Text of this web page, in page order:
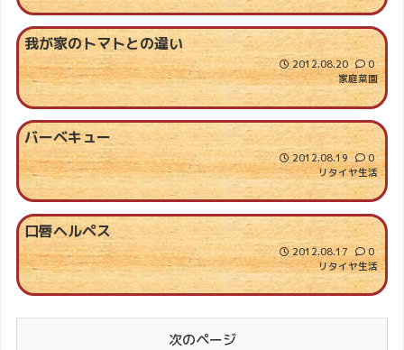
我が家のトマトとの違い
2012.08.20
0
家庭菜園
バーベキュー
2012.08.19
0
リタイヤ生活
口唇ヘルペス
2012.08.17
0
リタイヤ生活
次のページ